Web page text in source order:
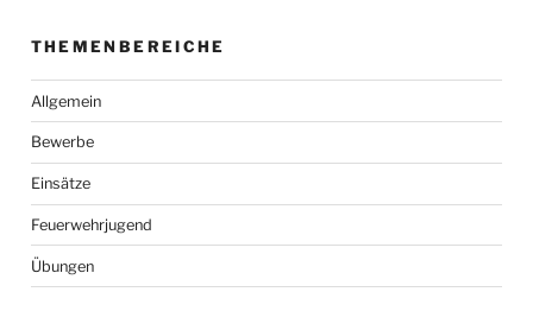
THEMENBEREICHE
Allgemein
Bewerbe
Einsätze
Feuerwehrjugend
Übungen